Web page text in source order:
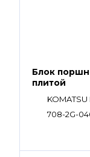
Блок
плитой
KOMATSU
708-2G-